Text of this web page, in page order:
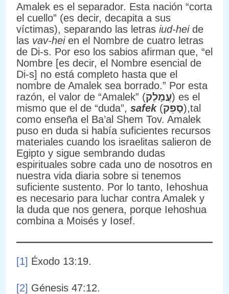
Amalek es el separador. Esta nación “corta
el cuello” (es decir, decapita a sus
víctimas), separando las letras iud-hei de
las vav-heien el Nombre de cuatro letras
de Di-s. Por eso los sabios afirman que, “el
Nombre [es decir, el Nombre esencial de
Di-s] no está completo hasta que el
nombre de Amalek sea borrado.” Por esta
razón, el valor de “Amalek” (עֲמָלֵק) es el
mismo que el de “duda”, safek(סָפֵק),tal
como enseña el Ba’al Shem Tov. Amalek
puso en duda si había suficientes recursos
materiales cuando los israelitas salieron de
Egipto y sigue sembrando dudas
espirituales sobre cada uno de nosotros en
nuestra vida diaria sobre si tenemos
suficiente sustento. Por lo tanto, Iehoshua
es necesario para luchar contra Amalek y
la duda que nos genera, porque Iehoshua
combina a Moisés y Iosef.
[1] Éxodo 13:19.
[2] Génesis 47:12.